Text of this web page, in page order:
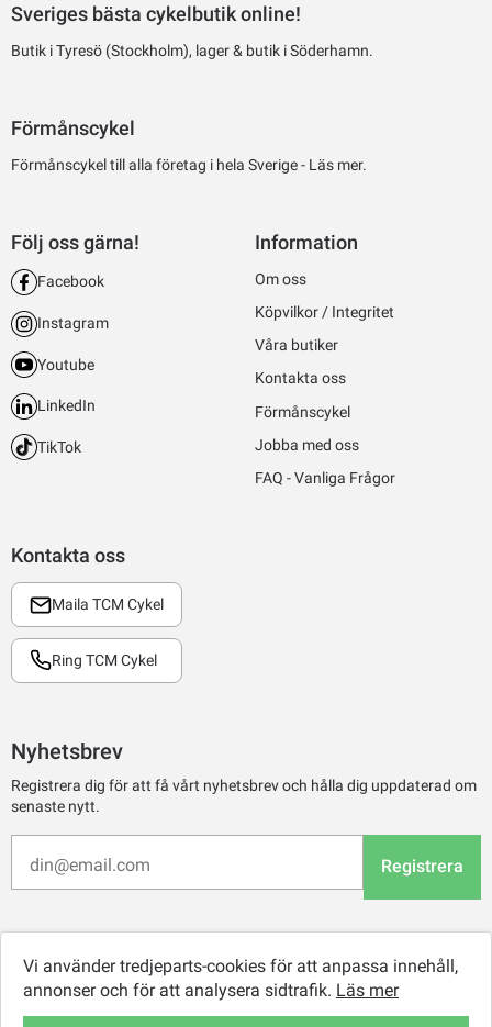
Sveriges bästa cykelbutik online!
Butik i Tyresö (Stockholm), lager & butik i Söderhamn.
Förmånscykel
Förmånscykel till alla företag i hela Sverige - Läs mer.
Kontakta oss
Maila TCM Cykel
Ring TCM Cykel
Följ oss gärna!
Facebook
Instagram
Youtube
LinkedIn
TikTok
Information
Om oss
Köpvilkor / Integritet
Våra butiker
Kontakta oss
Förmånscykel
Jobba med oss
FAQ - Vanliga Frågor
Nyhetsbrev
Registrera dig för att få vårt nyhetsbrev och hålla dig uppdaterad om
senaste nytt.
Registrera
Vi använder tredjeparts-cookies för att anpassa innehåll,
annonser och för att analysera sidtrafik. Läs mer